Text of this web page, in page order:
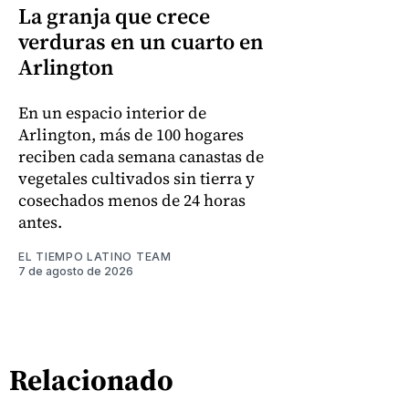
La granja que crece
verduras en un cuarto en
Arlington
En un espacio interior de
Arlington, más de 100 hogares
reciben cada semana canastas de
vegetales cultivados sin tierra y
cosechados menos de 24 horas
antes.
EL TIEMPO LATINO TEAM
7 de agosto de 2026
Relacionado